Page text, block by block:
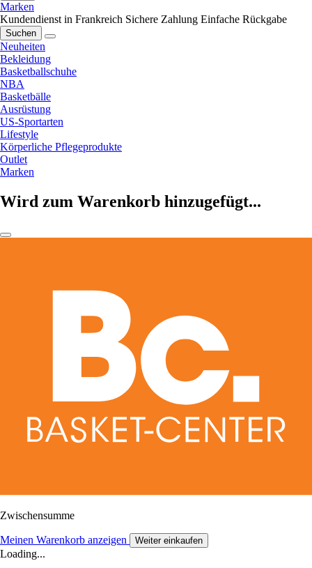
Marken
Kundendienst in Frankreich Sichere Zahlung Einfache Rückgabe
Suchen
Neuheiten
Bekleidung
Basketballschuhe
NBA
Basketbälle
Ausrüstung
US-Sportarten
Lifestyle
Körperliche Pflegeprodukte
Outlet
Marken
Wird zum Warenkorb hinzugefügt...
Zwischensumme
Meinen Warenkorb anzeigen Weiter einkaufen
Loading...